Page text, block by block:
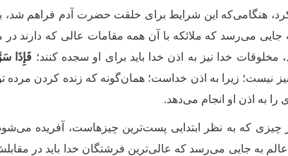
هنگامی‌که این شرایط برای خلقت حضرت آدم فراهم شد،
می‌رسد که ملائکه‌ با آن همه مقامات عالی که دارند در
خدا نیز به اذن خدا باید برای او سجده کنند؛ فَإِذَا
نیست؛ زیرا به اذن خداست؛ همان‌گونه که زنده کردن
به اذن او انجام می‌دهد.
چیزی که به نظر ابتدایی پست‌ترین چیزهاست، آفریده
به جایی می‌رسد که عالی‌ترین فرشتگان خدا باید در